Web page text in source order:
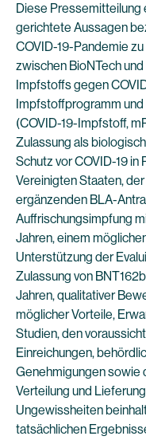
Diese Pressemitteilung
gerichtete Aussagen
COVID-19-Pandemie
zwischen BioNTech
Impfstoffs gegen
Impfstoffprogramm
(COVID-19-Impfstoff,
Zulassung als
Schutz vor COVID-19 in
Vereinigten Staaten,
ergänzenden BLA-
Auffrischungsimpfung
Jahren, einem
Unterstützung der
Zulassung von
Jahren, qualitativer
möglicher Vorteile,
Studien, den
Einreichungen,
Genehmigungen sowie
Verteilung und
Ungewissheiten
tatsächlichen